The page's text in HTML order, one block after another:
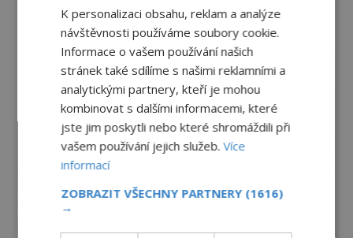
K personalizaci obsahu, reklam a analýze
návštěvnosti používáme soubory cookie.
Informace o vašem používání našich
stránek také sdílíme s našimi reklamními a
analytickými partnery, kteří je mohou
kombinovat s dalšími informacemi, které
jste jim poskytli nebo které shromáždili při
vašem používání jejich služeb.Více
informací
ZOBRAZIT VŠECHNY PARTNERY (1616)
→